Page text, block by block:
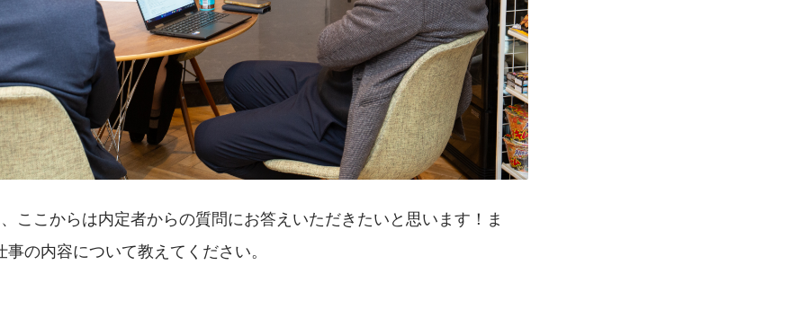
ここからは内定者からの質問にお答えいただきたいと思います！ま
の内容について教えてください。